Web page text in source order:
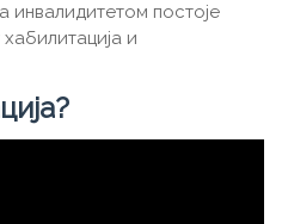
инвалидитетом постоје
и